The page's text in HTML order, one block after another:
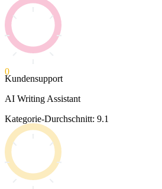
0
Kundensupport
AI Writing Assistant
Kategorie-Durchschnitt: 9.1